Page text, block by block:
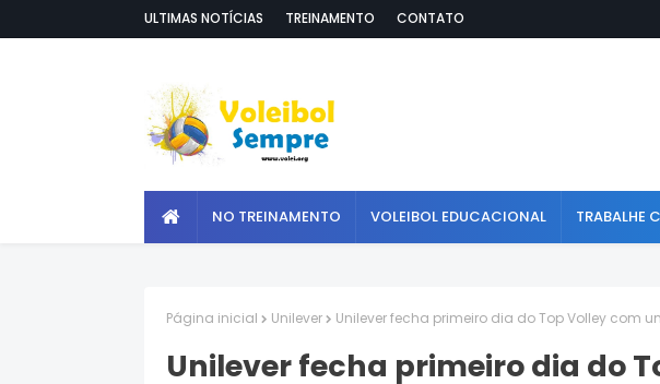
ULTIMAS NOTÍCIAS TREINAMENTO CONTATO
NO TREINAMENTO VOLEIBOL EDUCACIONAL TRABALHE
Página inicial Unilever Unilever fecha primeiro dia do Top Volley com
Unilever fecha primeiro dia do